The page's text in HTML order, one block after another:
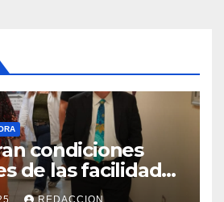
condiciones
de las facilidades
de la Salud